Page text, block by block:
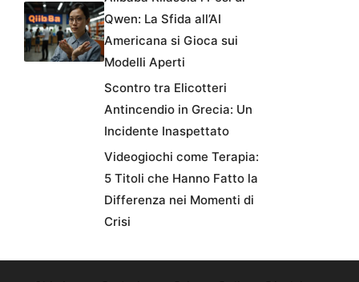
Qwen: La Sfida all’AI
Americana si Gioca sui
Modelli Aperti
Scontro tra Elicotteri
Antincendio in Grecia: Un
Incidente Inaspettato
Videogiochi come Terapia:
5 Titoli che Hanno Fatto la
Differenza nei Momenti di
Crisi